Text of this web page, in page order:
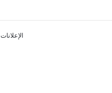
الإعلانات